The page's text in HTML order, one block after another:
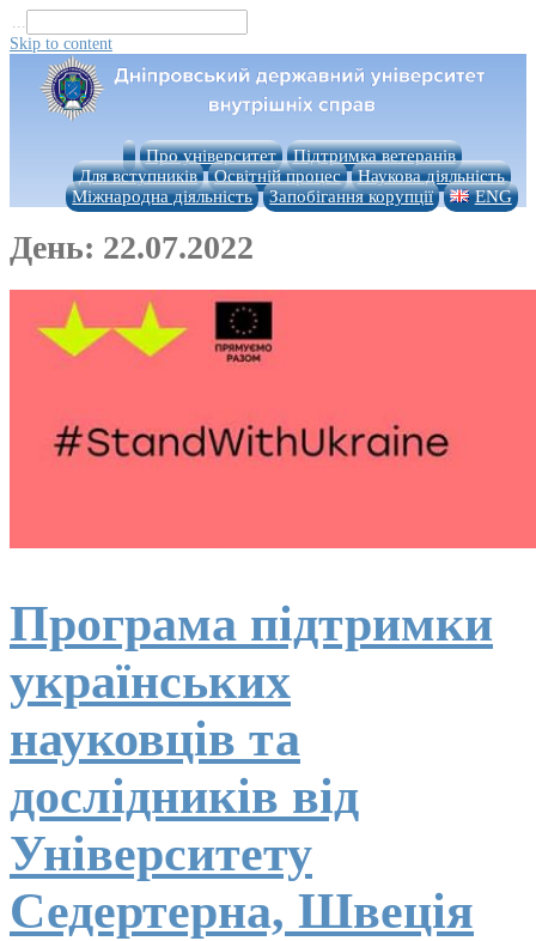
...
Skip to content
Про університет
Підтримка ветеранів
Для вступників
Освітній процес
Наукова діяльність
Міжнародна діяльність
Запобігання корупції ENG
День: 22.07.2022
Програма підтримки
українських
науковців та
дослідників від
Університету
Седертерна, Швеція